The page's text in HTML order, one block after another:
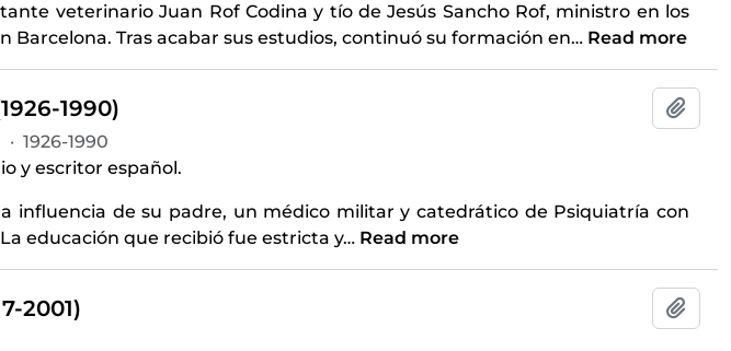
veterinario Juan Rof Codina y tío de Jesús Sancho Rof, ministro en los
Barcelona. Tras acabar sus estudios, continuó su formación en… Read more
1990)
· 1926-1990
y escritor español.
influencia de su padre, un médico militar y catedrático de Psiquiatría con
educación que recibió fue estricta y… Read more
2001)